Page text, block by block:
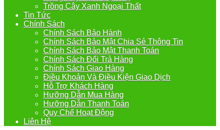
Trồng Cây Xanh Ngoại Thất
Tin Tức
Chính Sách
Chính Sách Bảo Hành
Chính Sách Bảo Mật Chia Sẻ Thông Tin
Chính Sách Bảo Mật Thanh Toán
Chính Sách Đổi Trả Hàng
Chính Sách Giao Hàng
Điều Khoản Và Điều Kiện Giao Dịch
Hỗ Trợ Khách Hàng
Hưỡng Dẫn Mua Hàng
Hưỡng Dẫn Thanh Toán
Quy Chế Hoạt Động
Liên Hệ